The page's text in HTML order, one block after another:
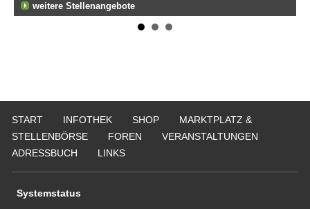
weitere Stellenangebote
START INFOTHEK SHOP
MARKTPLATZ &
STELLENBÖRSE
FOREN
VERANSTALTUNGEN
ADRESSBUCH
LINKS
Systemstatus